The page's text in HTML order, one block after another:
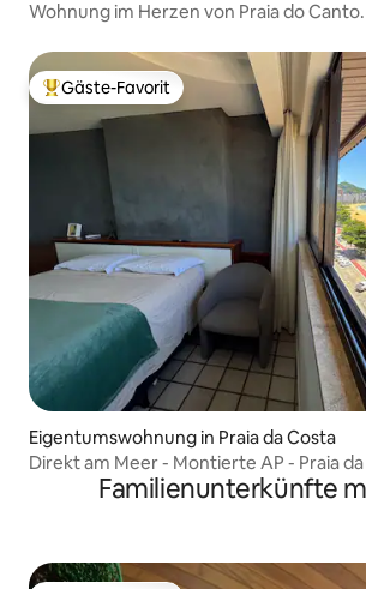
Wohnung im Herzen von Praia do Canto.
Beliebter Gäste-Favorit.
Gäste-Favorit
Eigentumswohnung in Praia da Costa
Direkt am Meer - Montierte AP - Praia
Familienunterkünfte